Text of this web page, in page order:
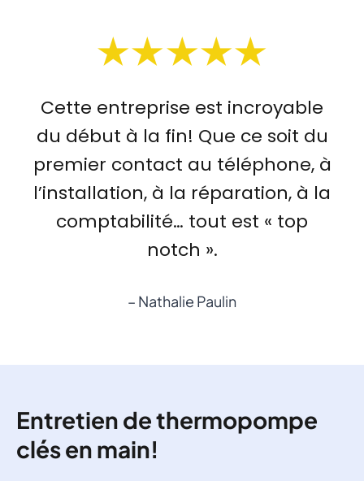
Cette entreprise est incroyable
du début à la fin! Que ce soit du
premier contact au téléphone, à
l’installation, à la réparation, à la
comptabilité… tout est « top
notch ».
– Nathalie Paulin
Entretien de thermopompe
clés en main!